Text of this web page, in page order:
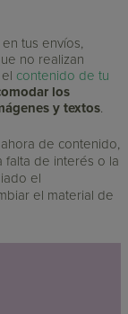
tus envíos,
no realizan
contenido de tu
los
y textos.
ahora de contenido,
falta de interés o la
el
el material de